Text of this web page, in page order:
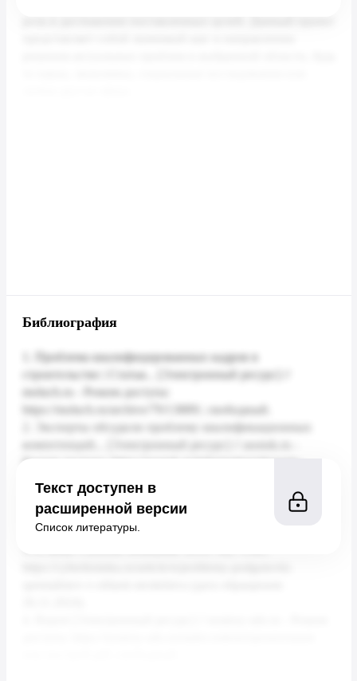
Библиография
Текст доступен в
расширенной версии
Список литературы.